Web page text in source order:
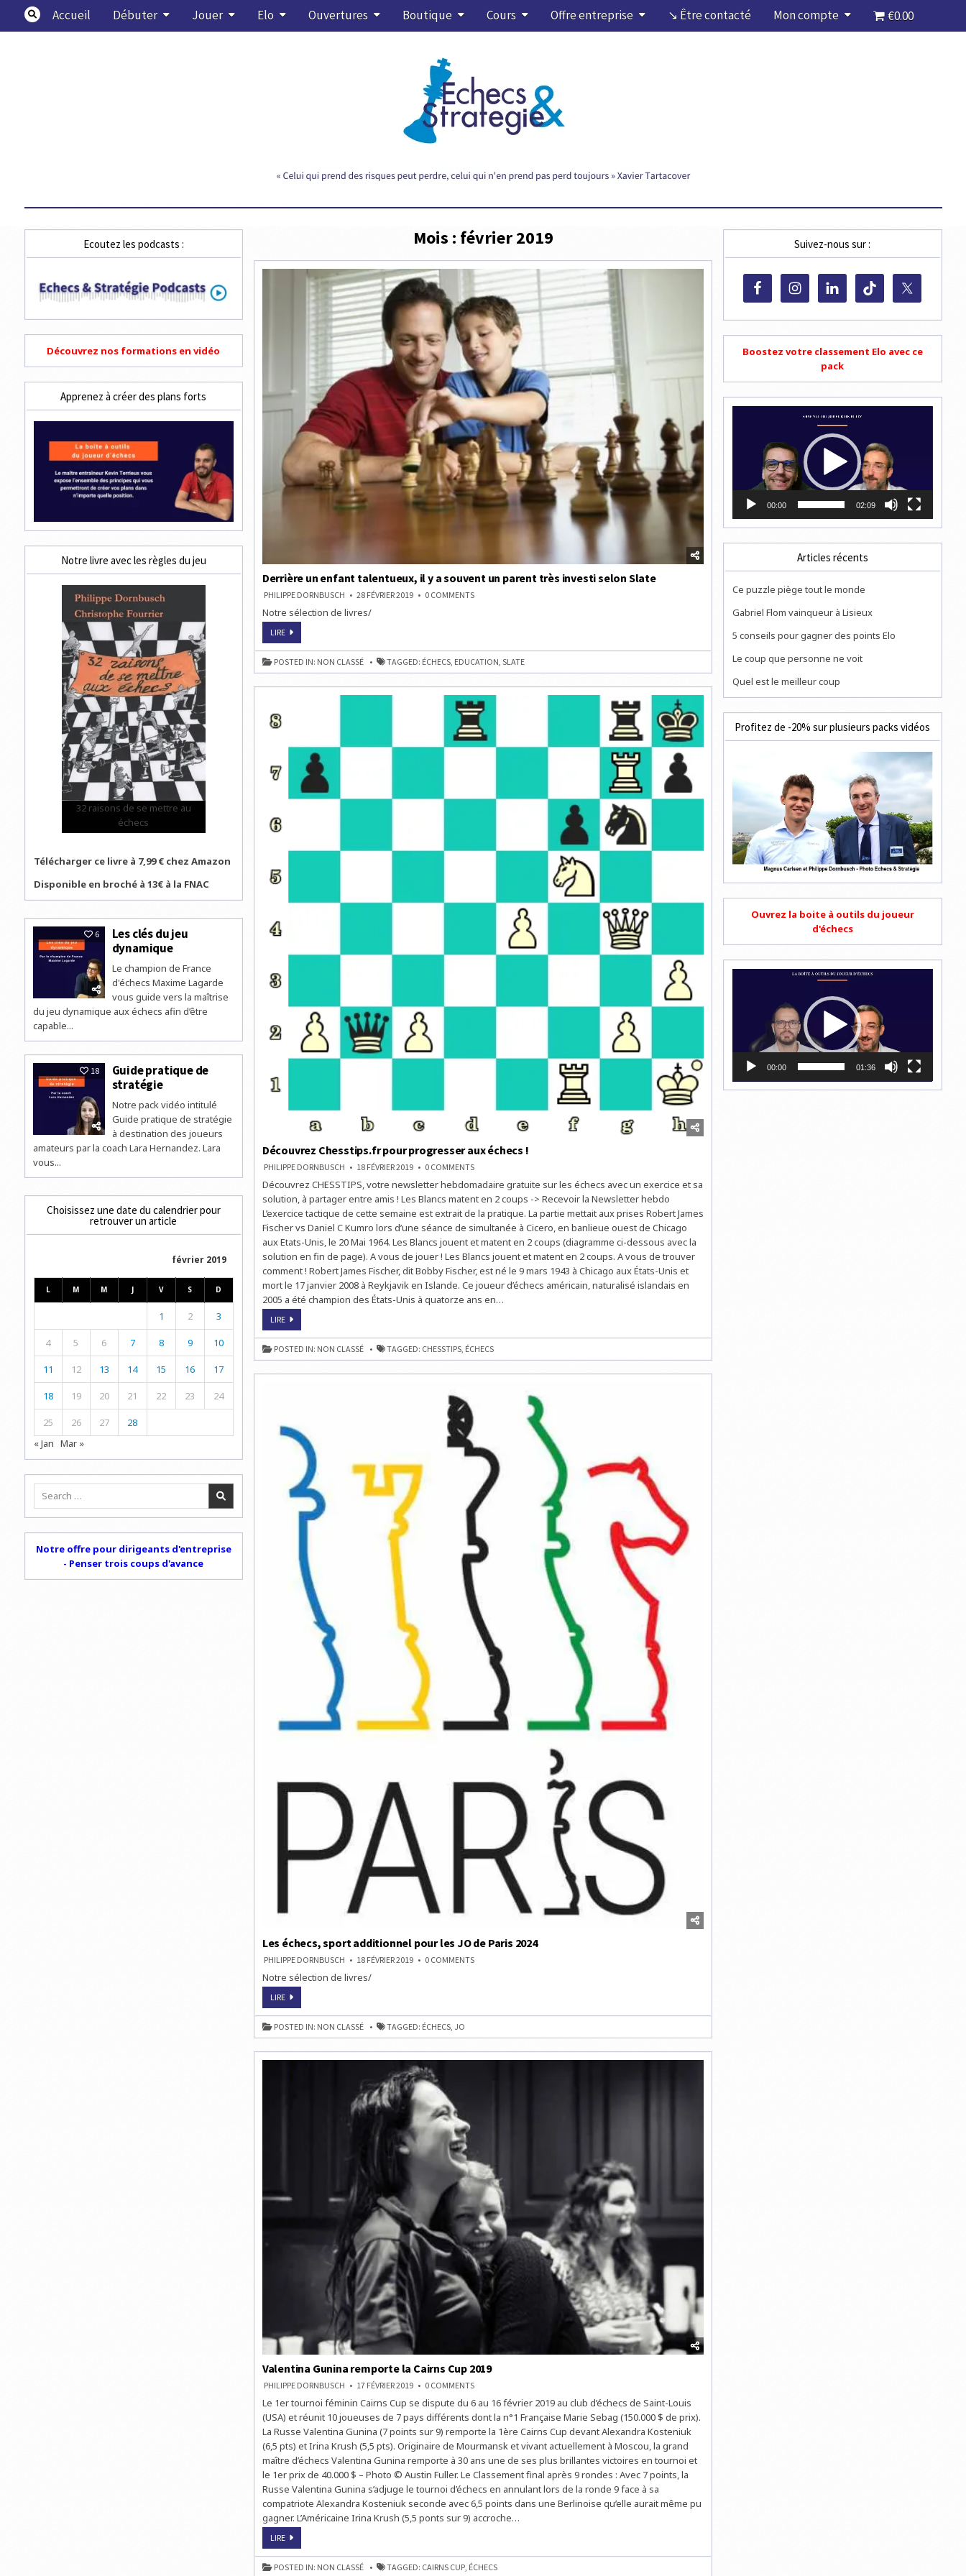
content
Accueil Débuter Jouer Elo Ouvertures Boutique Cours Offre entreprise ↘ Être contacté Mon compte €0.00
Mois : février 2019
Derrière un enfant talentueux, il y a souvent un parent très investi selon Slate
PHILIPPE DORNBUSCH 28 FÉVRIER 2019 0 COMMENTSON
A
SOUVENT
UN
TRÈS
INVESTI
SELON
SLATE
Notre sélection de livres/
LIREDERRIÈRE
ENFANT
TALENTUEUX,
IL
Y
POSTED IN: NON CLASSÉ TAGGED: ÉCHECS, EDUCATION SLATE
Découvrez Chesstips.fr pour progresser aux échecs !
PHILIPPE DORNBUSCH 18 FÉVRIER 2019 0 COMMENTSON
CHESSTIPS.FR
PROGRESSER
AUX
ÉCHECS
!
Découvrez CHESSTIPS, votre newsletter hebdomadaire gratuite sur les échecs avec un exercice et sa
solution, à partager entre amis ! Les Blancs matent en 2 coups -> Recevoir la Newsletter hebdo
L’exercice tactique de cette semaine est extrait de la pratique. La partie mettait aux prises Robert James
Fischer vs Daniel C Kumro lors d’une séance de simultanée à Cicero, en banlieue ouest de Chicago
aux Etats-Unis, le 20 Mai 1964. Les Blancs jouent et matent en 2 coups (diagramme ci-dessous avec la
solution en fin de page). A vous de jouer ! Les Blancs jouent et matent en 2 coups. A vous de trouver
comment ! Robert James Fischer, dit Bobby Fischer, est né le 9 mars 1943 à Chicago aux États-Unis et
mort le 17 janvier 2008 à Reykjavik en Islande. Ce joueur d’échecs américain, naturalisé islandais en
2005 a été champion des États-Unis à quatorze ans en…
LIREDÉCOUVREZ
POUR
PROGRESSER
AUX
ÉCHECS
POSTED IN: NON CLASSÉ TAGGED: CHESSTIPS, ÉCHECS
Les échecs, sport additionnel pour les JO de Paris 2024
PHILIPPE DORNBUSCH 18 FÉVRIER 2019 0 COMMENTSON
JO
PARIS
Notre sélection de livres/
LIRELES
SPORT
ADDITIONNEL
POUR
LES
POSTED IN: NON CLASSÉ TAGGED: ÉCHECS, JO
Valentina Gunina remporte la Cairns Cup 2019
PHILIPPE DORNBUSCH 17 FÉVRIER 2019 0 COMMENTSON
GUNINA
REMPORTE
LA
CAIRNS
CUP
2019
Le 1er tournoi féminin Cairns Cup se dispute du 6 au 16 février 2019 au club d’échecs de Saint-Louis
(USA) et réunit 10 joueuses de 7 pays différents dont la n°1 Française Marie Sebag (150.000 $ de prix).
La Russe Valentina Gunina (7 points sur 9) remporte la 1ère Cairns Cup devant Alexandra Kosteniuk
(6,5 pts) et Irina Krush (5,5 pts). Originaire de Mourmansk et vivant actuellement à Moscou, la grand
maître d’échecs Valentina Gunina remporte à 30 ans une de ses plus brillantes victoires en tournoi et
le 1er prix de 40.000 $ – Photo © Austin Fuller. Le Classement final après 9 rondes : Avec 7 points, la
Russe Valentina Gunina s’adjuge le tournoi d’échecs en annulant lors de la ronde 9 face à sa
compatriote Alexandra Kosteniuk seconde avec 6,5 points dans une Berlinoise qu’elle aurait même pu
gagner. L’Américaine Irina Krush (5,5 ponts sur 9) accroche…
LIREVALENTINA
REMPORTE
LA
CAIRNS
POSTED IN: NON CLASSÉ TAGGED: CAIRNS CUP, ÉCHECS
Ecoutez les podcasts :
Découvrez nos formations en vidéo
Apprenez à créer des plans forts
Notre livre avec les règles du jeu
32 raisons de se mettre au
échecs
Télécharger ce livre à 7,99 € chez Amazon
Disponible en broché à 13€ à la FNAC
6
Les clés du jeu
dynamique
Le champion de France
d'échecs Maxime Lagarde
vous guide vers la maîtrise
du jeu dynamique aux échecs afin d’être
capable...
18
Guide pratique de
stratégie
Notre pack vidéo intitulé
Guide pratique de stratégie
à destination des joueurs
amateurs par la coach Lara Hernandez. Lara
vous...
Choisissez une date du calendrier pour
retrouver un article
février 2019
L M M J V S D
1 2 3
4 5 6 7 8 9 10
11 12 13 14 15 16 17
18 19 20 21 22 23 24
25 26 27
28
« Jan Mar »
Search
Notre offre pour dirigeants d'entreprise
- Penser trois coups d'avance
Suivez-nous sur :
Boostez votre classement Elo avec ce
pack
00:00 02:09
Articles récents
Ce puzzle piège tout le monde
Gabriel Flom vainqueur à Lisieux
5 conseils pour gagner des points Elo
Le coup que personne ne voit
Quel est le meilleur coup
Profitez de -20% sur plusieurs packs vidéos
Ouvrez la boite à outils du joueur
d'échecs
00:00 01:36